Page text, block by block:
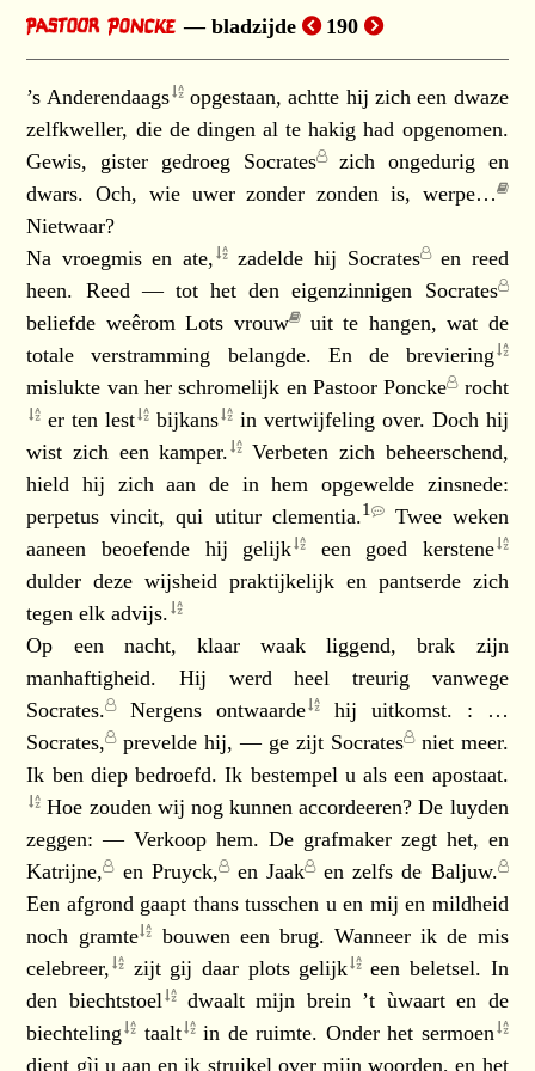
bladzijde 190
’s Anderendaags opgestaan, achtte hij zich een dwaze
zelfkweller, die de dingen al te hakig had opgenomen.
Gewis, gister gedroeg Socrates zich ongedurig en
dwars. Och, wie uwer zonder zonden is, werpe…
Nietwaar?
Na vroegmis enate, zadelde hij Socrates en reed
heen. Reed — tot het den eigenzinnigen Socrates
beliefde weêrom Lots vrouw uit te hangen, wat de
totale verstramming belangde. En de breviering
mislukte van her schromelijk en Pastoor Poncke
rocht
er tenlest bijkans in vertwijfeling over. Doch hij
wist zich eenkamper.
Verbeten zich beheerschend,
hield hij zich aan de in hem opgewelde zinsnede:
perpetus vincit, qui utitur clementia.1
Twee weken
aaneen beoefende hij gelijk een goed kerstene
dulder deze wijsheid praktijkelijk en pantserde zich
tegen elkadvijs.
Op een nacht, klaar waak liggend, brak zijn
manhaftigheid. Hij werd heel treurig vanwege
Socrates. Nergensontwaarde
hij uitkomst. : …
Socrates, prevelde hij, — ge zijt Socrates niet meer.
Ik ben diep bedroefd. Ik bestempel u als een apostaat.
Hoe zouden wij nog kunnen accordeeren? De luyden
zeggen: — Verkoop hem. De grafmaker zegt het, en
Katrijne, en Pruyck, enJaak en zelfs de Baljuw.
Een afgrond gaapt thans tusschen u en mij en mildheid
noch gramte
bouwen een brug. Wanneer ik de mis
celebreer,
zijt gij daar plots gelijk een beletsel. In
den biechtstoel dwaalt mijn brein ’t ùwaart en de
biechteling
taalt in de ruimte. Onder het sermoen
dient gìj u aan en ik struikel over mijn woorden, en het